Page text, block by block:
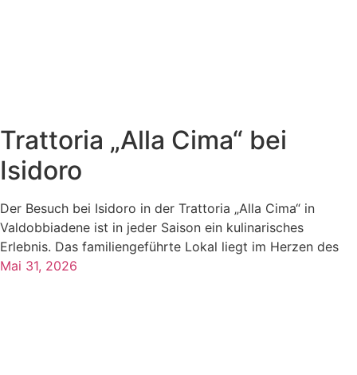
Trattoria „Alla Cima“ bei
Isidoro
Der Besuch bei Isidoro in der Trattoria „Alla Cima“ in
Valdobbiadene ist in jeder Saison ein kulinarisches
Erlebnis. Das familiengeführte Lokal liegt im Herzen des
Mai 31, 2026